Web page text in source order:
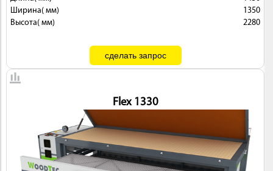
Ширина( мм)
1350
Высота( мм)
2280
Flex 1330